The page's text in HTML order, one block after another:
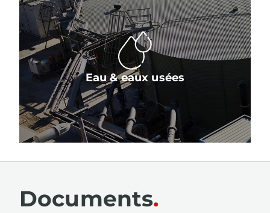
Eau & eaux usées
Documents